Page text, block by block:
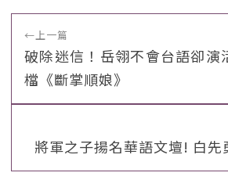
←上一篇
破除迷信！岳翎不會台語卻演
檔《斷掌順娘》
將軍之子揚名華語文壇! 白先